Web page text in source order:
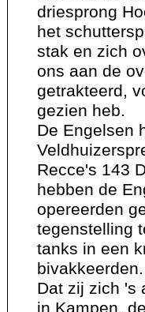
driesprong
het
stak en zich
ons aan de
getrakteerd,
gezien heb.
De Engelsen
Recce's 143
hebben de
opereerden
tegenstelling
tanks in een
bivakkeerden.
Dat zij zich 's
in Kampen,